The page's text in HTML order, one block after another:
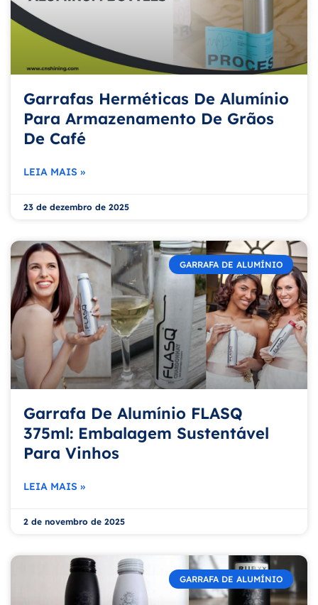
Garrafas Herméticas De Alumínio
Para Armazenamento De Grãos
De Café
LEIA MAIS »
23 de dezembro de 2025
GARRAFA DE ALUMÍNIO
Garrafa De Alumínio FLASQ
375ml: Embalagem Sustentável
Para Vinhos
LEIA MAIS »
2 de novembro de 2025
GARRAFA DE ALUMÍNIO